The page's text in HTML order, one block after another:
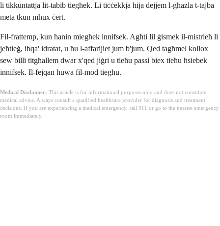
li tikkuntattja lit-tabib tiegħek. Li tiċċekkja hija dejjem l-għażla t-tajba
meta tkun mhux ċert.
Fil-frattemp, kun ħanin miegħek innifsek. Agħti lil ġismek il-mistrieħ li
jeħtieġ, ibqa' idratat, u ħu l-affarijiet jum b'jum. Qed tagħmel kollox
sew billi titgħallem dwar x'qed jiġri u tieħu passi biex tieħu ħsiebek
innifsek. Il-fejqan huwa fil-mod tiegħu.
Medical Disclaimer: This article is for informational purposes only and does not constitute
medical advice. Always consult a qualified healthcare provider for diagnosis and treatment
decisions. If you are experiencing a medical emergency, call 911 or go to the nearest emergency
room immediately.